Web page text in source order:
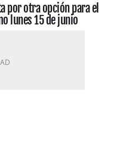
por otra opción para el
lunes 15 de junio